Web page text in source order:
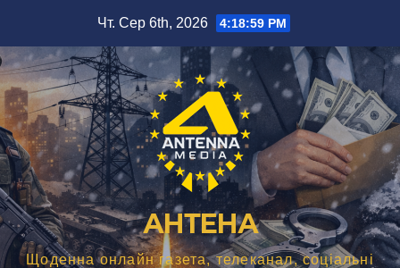
вмісту
Чт. Сер 6th, 2026 4:18:59 PM
АНТЕНА
Щоденна онлайн газета, телеканал, соціальні